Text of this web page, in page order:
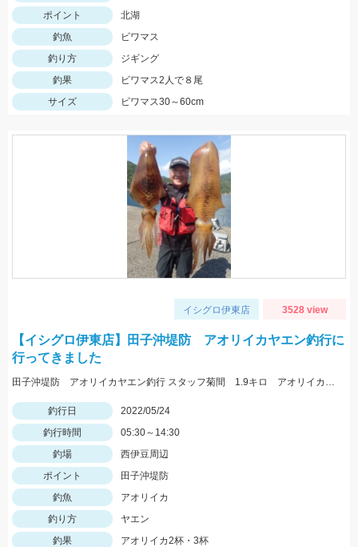
ポイント
北湖
釣魚
ビワマス
釣り方
ジギング
釣果
ビワマス2人で８尾
サイズ
ビワマス30～60cm
イシグロ伊東店 3528 view
【イシグロ伊東店】田子沖堤防 アオリイカヤエン釣行に
行ってきました
田子沖堤防 アオリイカヤエン釣行 スタッフ菊間 1.9キロ アオリイカ釣れました！ 渡船は万集丸さんにお願いしました。
釣行日
2022/05/24
釣行時間
05:30～14:30
釣場
西伊豆周辺
ポイント
田子沖堤防
釣魚
アオリイカ
釣り方
ヤエン
釣果
アオリイカ2杯・3杯